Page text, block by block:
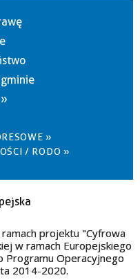
»
/ RODO »
projektu "Cyfrowa
w ramach Europejskiego
Programu Operacyjnego
2014-2020.